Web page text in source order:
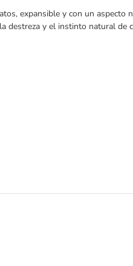
expansible y con un aspecto
destreza y el instinto natural de